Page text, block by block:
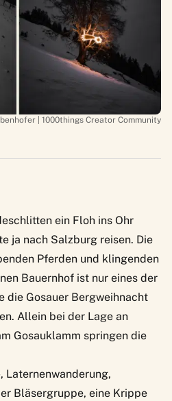
| 1000things Creator Community
ein Floh ins Ohr
ja nach Salzburg reisen. Die
Pferden und klingenden
Bauernhof ist nur eines der
die Gosauer Bergweihnacht
Allein bei der Lage an
Gosauklamm springen die
Laternenwanderung,
Bläsergruppe, eine Krippe